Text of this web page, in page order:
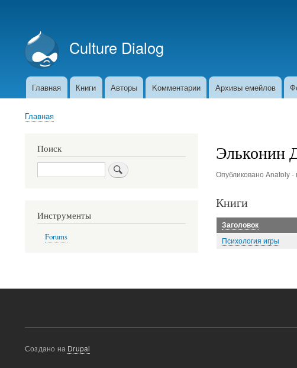
учётной
записи
пользователя
Culture Dialog
Основная
Главная Книги Авторы Kомментарии Архивы емейлов
Строка
Главная
Эльконин
Опубликовано Anatoly-
Книги
Заголовок
Психология игры
Поиск
Поиск
Инструменты
Forums
Создано на Drupal